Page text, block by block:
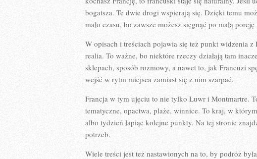
bogatsza. Te dwie drogi wspierają się. Dzięki temu
mało czasu, bo zawsze możesz sięgnąć po małą
W opisach i treściach pojawia się też punkt widzenia
realia. To ważne, bo niektóre rzeczy działają tam
sklepach, sposób rozmowy, a nawet to, jak Francuzi
wejść w rytm miejsca zamiast się z nim szarpać.
Francja w tym ujęciu to nie tylko Luwr i Montmartre.
tematyczne, opactwa, plaże, winnice. To kraj, w
albo tydzień łapiąc kolejne punkty. Na tej stronie
potrzeb.
Wiele treści jest też nastawionych na to, by podróż